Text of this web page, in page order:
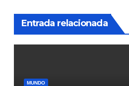
Entrada relacionada
MUNDO